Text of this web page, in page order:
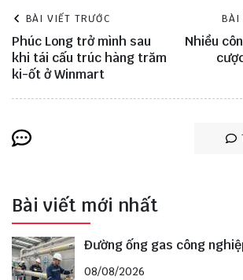
BÀI VIẾT TRƯỚC
Phúc Long trở mình sau
khi tái cấu trúc hàng trăm
ki-ốt ở Winmart
BÀI
Nhiều
Bài viết mới nhất
Đường ống gas công
08/08/2026